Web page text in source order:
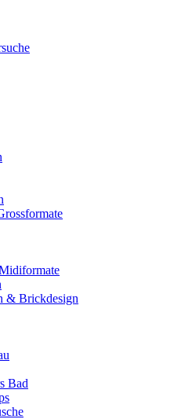
& Brickdesign
Bad